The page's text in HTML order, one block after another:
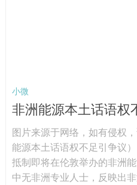
小微
非洲能源本土话语权
图片来源于网络，如有侵权
能源本土话语权不足引争议
抵制即将在伦敦举办的非洲
中无非洲专业人士，反映出